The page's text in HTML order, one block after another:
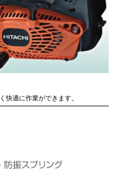
快適に作業ができます。